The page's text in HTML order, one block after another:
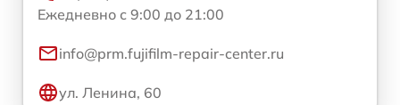
Ежедневно с 9:00 до 21:00
info@prm.fujifilm-repair-center.ru
ул. Ленина, 60